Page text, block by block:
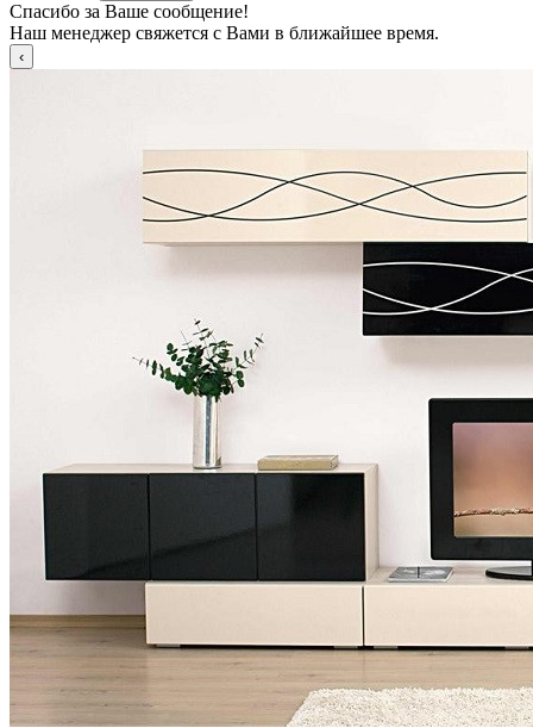
Спасибо за Ваше сообщение!
Наш менеджер свяжется с Вами в ближайшее время.